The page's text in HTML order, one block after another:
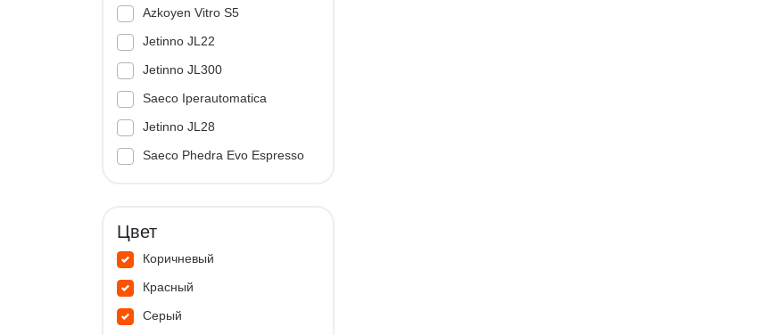
Azkoyen Vitro S5
Jetinno JL22
Jetinno JL300
Saeco Iperautomatica
Jetinno JL28
Saeco Phedra Evo Espresso
Цвет
Коричневый
Красный
Серый